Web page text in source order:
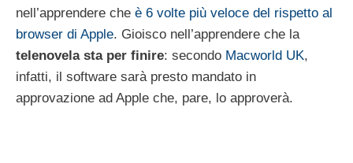
nell’apprendere che è 6 volte più veloce del rispetto al
browser di Apple. Gioisco nell’apprendere che la
telenovela sta per finire: secondo Macworld UK,
infatti, il software sarà presto mandato in
approvazione ad Apple che, pare, lo approverà.